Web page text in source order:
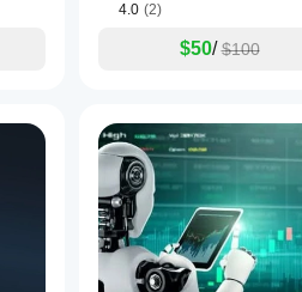
4.0 (2)
$50/ $100